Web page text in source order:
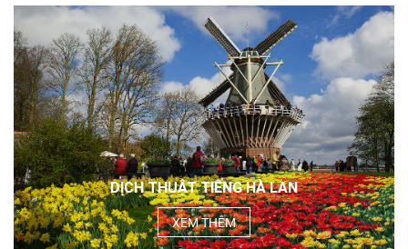
DỊCH THUẬT TIẾNG HÀ LAN
XEM THÊM